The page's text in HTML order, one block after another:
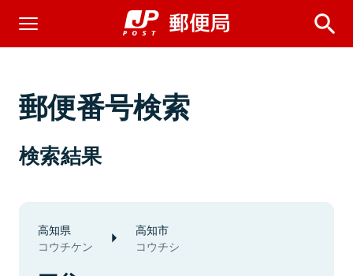
郵便番号検索
検索結果
高知県
コウチケン
高知市
コウチシ